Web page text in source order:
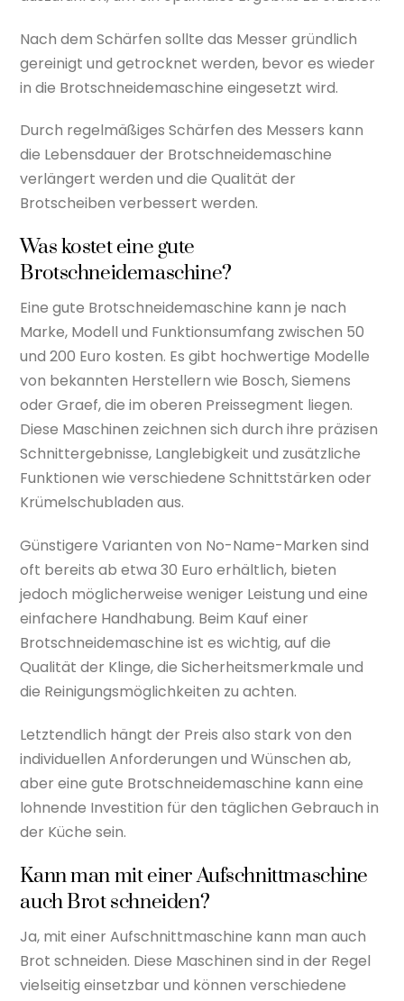
Nach dem Schärfen sollte das Messer gründlich
gereinigt und getrocknet werden, bevor es wieder
in die Brotschneidemaschine eingesetzt wird.
Durch regelmäßiges Schärfen des Messers kann
die Lebensdauer der Brotschneidemaschine
verlängert werden und die Qualität der
Brotscheiben verbessert werden.
Was kostet eine gute
Brotschneidemaschine?
Eine gute Brotschneidemaschine kann je nach
Marke, Modell und Funktionsumfang zwischen 50
und 200 Euro kosten. Es gibt hochwertige Modelle
von bekannten Herstellern wie Bosch, Siemens
oder Graef, die im oberen Preissegment liegen.
Diese Maschinen zeichnen sich durch ihre präzisen
Schnittergebnisse, Langlebigkeit und zusätzliche
Funktionen wie verschiedene Schnittstärken oder
Krümelschubladen aus.
Günstigere Varianten von No-Name-Marken sind
oft bereits ab etwa 30 Euro erhältlich, bieten
jedoch möglicherweise weniger Leistung und eine
einfachere Handhabung. Beim Kauf einer
Brotschneidemaschine ist es wichtig, auf die
Qualität der Klinge, die Sicherheitsmerkmale und
die Reinigungsmöglichkeiten zu achten.
Letztendlich hängt der Preis also stark von den
individuellen Anforderungen und Wünschen ab,
aber eine gute Brotschneidemaschine kann eine
lohnende Investition für den täglichen Gebrauch in
der Küche sein.
Kann man mit einer Aufschnittmaschine
auch Brot schneiden?
Ja, mit einer Aufschnittmaschine kann man auch
Brot schneiden. Diese Maschinen sind in der Regel
vielseitig einsetzbar und können verschiedene